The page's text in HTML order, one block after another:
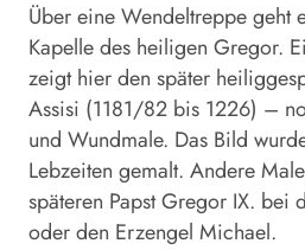
Über eine Wendeltreppe geht
Kapelle des heiligen Gregor.
zeigt hier den später
Assisi (1181/82 bis 1226) –
und Wundmale. Das Bild
Lebzeiten gemalt. Andere
späteren Papst Gregor IX. bei
oder den Erzengel Michael.